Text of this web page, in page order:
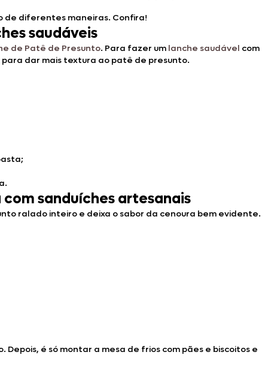
de diferentes maneiras. Confira!
saudáveis
de Patê de Presunto. Para fazer um lanche saudável com
dar mais textura ao patê de presunto.
sanduíches artesanais
ralado inteiro e deixa o sabor da cenoura bem evidente.
é só montar a mesa de frios com pães e biscoitos e